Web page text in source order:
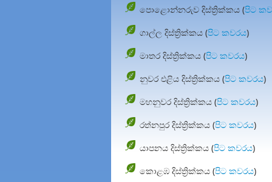
පොළොන්නරුව දිස්ත්‍රික්කය (පිට
ගාල්ල දිස්ත්‍රික්කය (පිට කවරය)
මාතර දිස්ත්‍රික්කය (පිට කවරය)
නුවර එළිය දිස්ත්‍රික්කය (පිට කවරය)
මහනුවර දිස්ත්‍රික්කය (පිට කවරය)
රත්නපුර දිස්ත්‍රික්කය (පිට කවරය)
යාපනය දිස්ත්‍රික්කය (පිට කවරය)
කොළඹ දිස්ත්‍රික්කය (පිට කවරය)